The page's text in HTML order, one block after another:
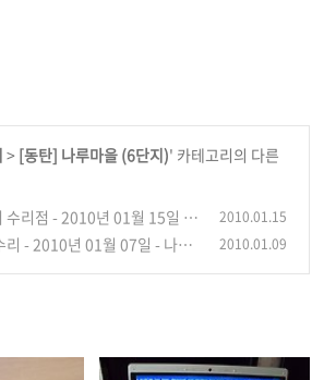
> [동탄] 나루마을 (6단지)' 카테고리의 다른
리점 - 2010년 01월 15일 -
메모리 복구
(1)
2010.01.15
- 2010년 01월 07일 - 나루
2010.01.09